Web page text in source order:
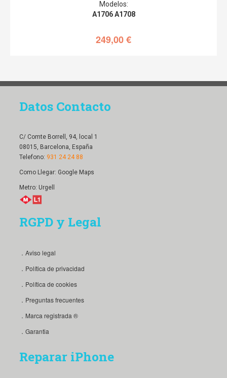
Modelos:
A1706 A1708
249,00€
Datos Contacto
C/ Comte Borrell, 94, local 1
08015, Barcelona, España
Telefono: 931 24 24 88
Como Llegar: Google Maps
Metro: Urgell
RGPD y Legal
．Aviso legal
．Política de privacidad
．Política de cookies
．Preguntas frecuentes
．Marca registrada ®
．Garantia
Reparar iPhone